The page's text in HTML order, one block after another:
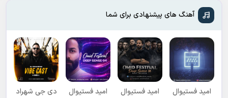
آهنگ های پیشنهادی برای شما
اميد فستيوال اميد فستيوال اميد فستيوال دی جی شهراد